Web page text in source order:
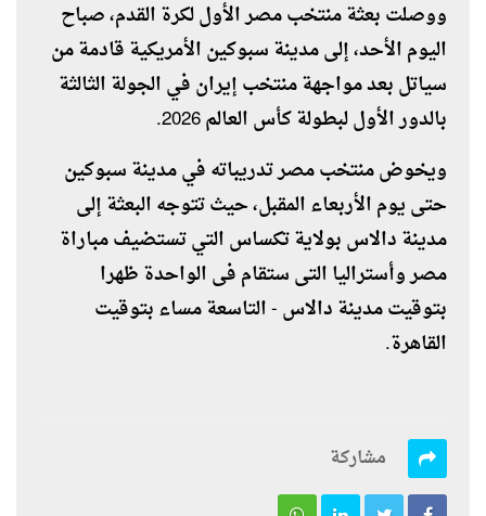
ووصلت بعثة منتخب مصر الأول لكرة القدم، صباح
اليوم الأحد، إلى مدينة سبوكين الأمريكية قادمة من
سياتل بعد مواجهة منتخب إيران في الجولة الثالثة
بالدور الأول لبطولة كأس العالم 2026.
ويخوض منتخب مصر تدريباته في مدينة سبوكين
حتى يوم الأربعاء المقبل، حيث تتوجه البعثة إلى
مدينة دالاس بولاية تكساس التي تستضيف مباراة
مصر وأستراليا التى ستقام فى الواحدة ظهرا
بتوقيت مدينة دالاس - التاسعة مساء بتوقيت
القاهرة.
مشاركة